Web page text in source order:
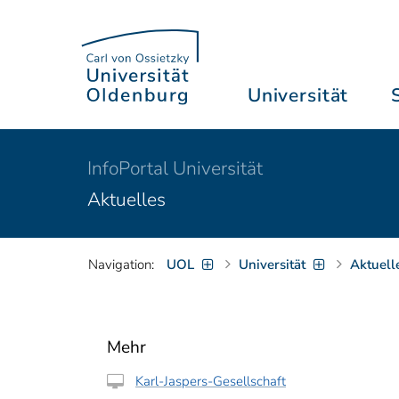
Universität
InfoPortal Universität
Aktuelles
Navigation: UOL Universität
Mehr
Karl-Jaspers-Gesellschaft